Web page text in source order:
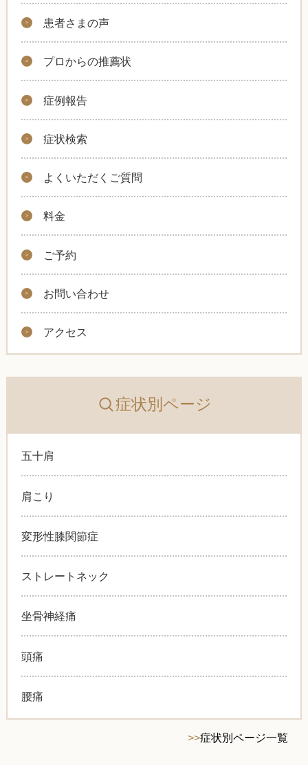
患者さまの声
プロからの推薦状
症例報告
症状検索
よくいただくご質問
料金
ご予約
お問い合わせ
アクセス
症状別ページ
五十肩
肩こり
変形性膝関節症
ストレートネック
坐骨神経痛
頭痛
腰痛
>>症状別ページ一覧